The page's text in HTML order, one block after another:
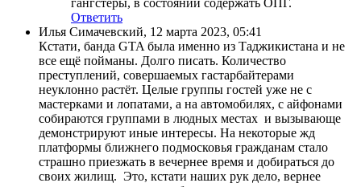
Ответить
Илья Симачевский, 12 марта 2023, 05:41
Кстати, банда GTA была именно из Таджикистана и не
все ещё пойманы. Долго писать. Количество
преступлений, совершаемых гастарбайтерами
неуклонно растёт. Целые группы гостей уже не с
мастерками и лопатами, а на автомобилях, с айфонами
собираются группами в людных местах и вызывающе
демонстрируют иные интересы. На некоторые жд
платформы ближнего подмосковья гражданам стало
страшно приезжать в вечернее время и добираться до
своих жилищ. Это, кстати наших рук дело, вернее